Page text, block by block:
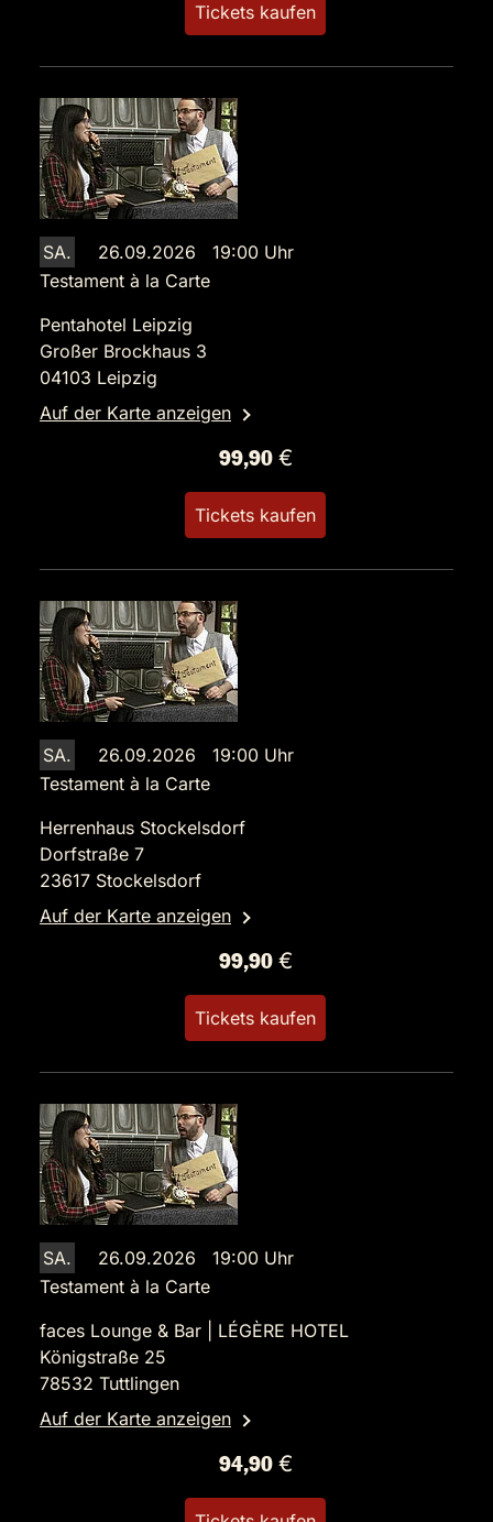
Tickets kaufen
SA.
26.09.2026 19:00 Uhr
Testament à la Carte
Pentahotel Leipzig
Großer Brockhaus 3
04103 Leipzig
Auf der Karte anzeigen
99,90 €
Tickets kaufen
SA.
26.09.2026 19:00 Uhr
Testament à la Carte
Herrenhaus Stockelsdorf
Dorfstraße 7
23617 Stockelsdorf
Auf der Karte anzeigen
99,90 €
Tickets kaufen
SA.
26.09.2026 19:00 Uhr
Testament à la Carte
faces Lounge & Bar | LÉGÈRE HOTEL
Königstraße 25
78532 Tuttlingen
Auf der Karte anzeigen
94,90 €